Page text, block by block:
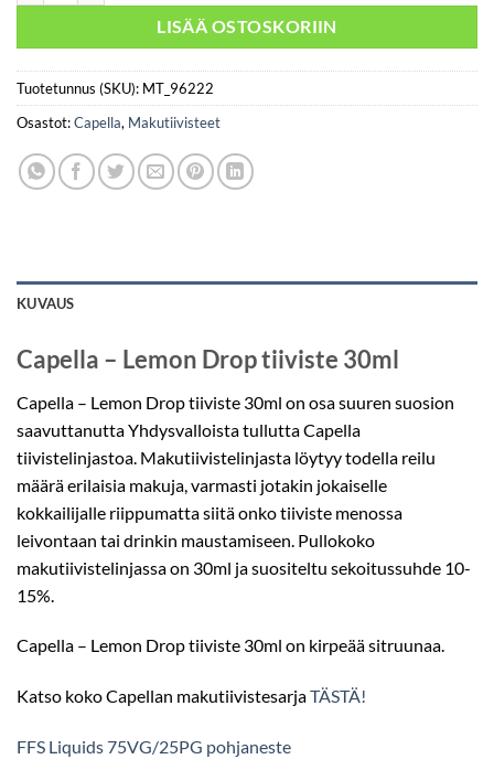
LISÄÄ OSTOSKORIIN
Tuotetunnus (SKU): MT_96222
Osastot:Capella, Makutiivisteet
KUVAUS
Capella – Lemon Drop tiiviste 30ml
Capella – Lemon Drop tiiviste 30ml on osa suuren suosion
saavuttanutta Yhdysvalloista tullutta Capella
tiivistelinjastoa. Makutiivistelinjasta löytyy todella reilu
määrä erilaisia makuja, varmasti jotakin jokaiselle
kokkailijalle riippumatta siitä onko tiiviste menossa
leivontaan tai drinkin maustamiseen. Pullokoko
makutiivistelinjassa on 30ml ja suositeltu sekoitussuhde 10-
15%.
Capella – Lemon Drop tiiviste 30ml on kirpeää sitruunaa.
Katso koko Capellan makutiivistesarjaTÄSTÄ!
FFS Liquids 75VG/25PG pohjaneste